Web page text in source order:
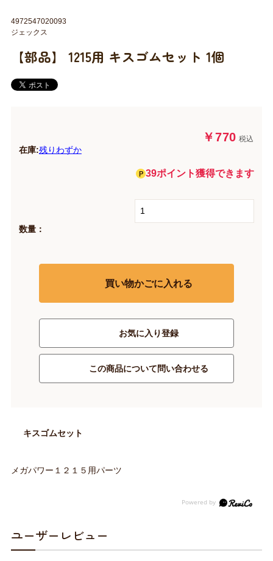
【部品】 1215用 キスゴムセット 1個
￥770 税込
在庫:残りわずか
39ポイント獲得できます
数量：
買い物かごに入れる
お気に入り登録
この商品について問い合わせる
4972547020093
ジェックス
キスゴムセット
メガパワー１２１５用パーツ
ユーザーレビュー